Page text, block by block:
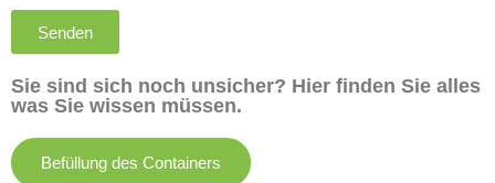
Senden
Sie sind sich noch unsicher? Hier finden Sie alles
was Sie wissen müssen.
Befüllung des Containers